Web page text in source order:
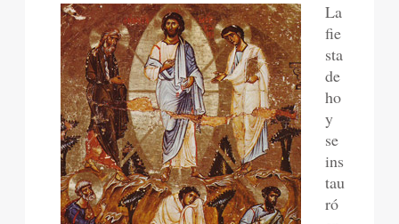
La
fie
sta
de
ho
y
se
ins
tau
ró